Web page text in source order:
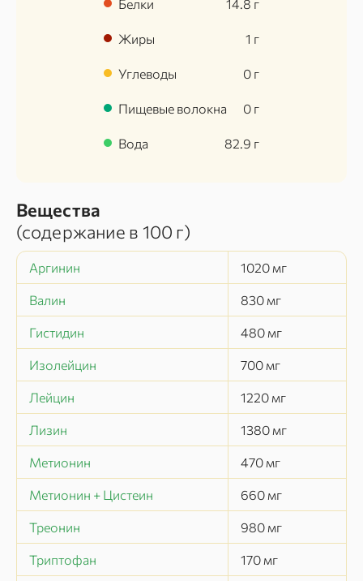
Белки 14.8 г
Жиры 1 г
Углеводы 0 г
Пищевые волокна 0 г
Вода 82.9 г
Вещества
(содержание в 100 г)
Аргинин 1020 мг
Валин 830 мг
Гистидин 480 мг
Изолейцин 700 мг
Лейцин 1220 мг
Лизин 1380 мг
Метионин 470 мг
Метионин + Цистеин 660 мг
Треонин 980 мг
Триптофан 170 мг